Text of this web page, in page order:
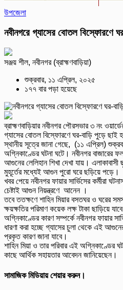
উপজেলা
নবীনগরে গ্যাসের বোতল বিস্ফোরণে
সঞ্জয় শীল, নবীনগর (ব্রাহ্মণবাড়িয়া)
শুক্রবার, ১১ এপ্রিল, ২০২৫
১৭৭ বার পড়া হয়েছে
ব্রাহ্মণবাড়িয়ার নবীনগর পৌরসভার ৩ নং
গ্যাসের বোতল বিস্ফোরণে ঘর-বাড়ি পুড়ে ছাই
স্থানীয় সূত্রে জানা গেছে, (১১ এপ্রিল)
অগ্নিকাণ্ডের ঘটনা ঘটে। নবীনগর বাজারের ফল
আগুনের লেলিহান শিখা দেখা যায়।
মুহূর্তের মধ্যেই আগুন পুরো ঘরে ছড়িয়ে পড়ে।
খবর পেয়ে নবীনগর ফায়ার সার্ভিসের কর্মীরা
চেষ্টাই আগুন নিয়ন্ত্রণে আনেন ।
তবে ততক্ষণে শাহিন মিয়ার বসতঘর ও ঘরের
ক্ষয়ক্ষতির পরিমাণ কয়েক লক্ষ টাকা ছাড়িয়ে
অগ্নিকাণ্ডের কারণ সম্পর্কে নবীনগর ফায়ার
ধারণা করা হচ্ছে গ্যাসের চুলা থেকে এই
প্রকৃত কারণ জানা যাবে।
শাহিন মিয়া ও তার পরিবার এই অগ্নিকাণ্ডের
কাছে আর্থিক সহায়তার আবেদন জানিয়েছেন।
সামাজিক মিডিয়ায় শেয়ার করুন।